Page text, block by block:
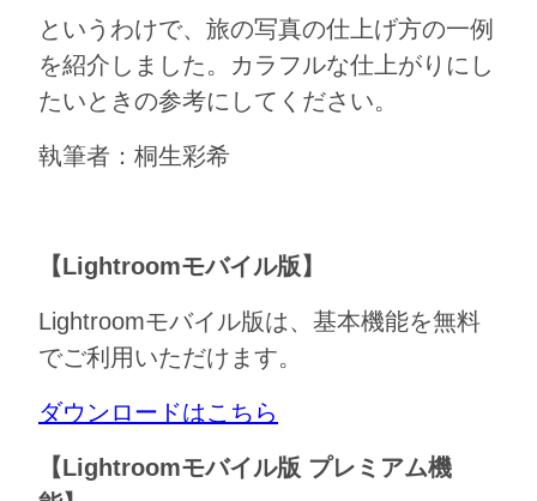
というわけで、旅の写真の仕上げ方の一例
を紹介しました。カラフルな仕上がりにし
たいときの参考にしてください。
執筆者：桐生彩希
【Lightroomモバイル版】
Lightroomモバイル版は、基本機能を無料
でご利用いただけます。
ダウンロードはこちら
【Lightroomモバイル版 プレミアム機